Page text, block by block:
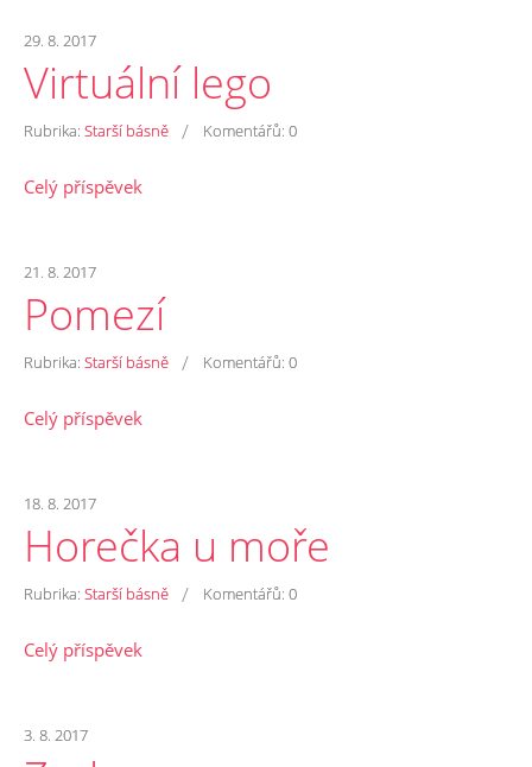
29. 8. 2017
Virtuální lego
Rubrika: Starší básně / Komentářů: 0
Celý příspěvek
21. 8. 2017
Pomezí
Rubrika: Starší básně / Komentářů: 0
Celý příspěvek
18. 8. 2017
Horečka u moře
Rubrika: Starší básně / Komentářů: 0
Celý příspěvek
3. 8. 2017